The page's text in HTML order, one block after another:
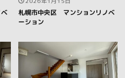
札幌市中央区 マンションリノベ
ーション